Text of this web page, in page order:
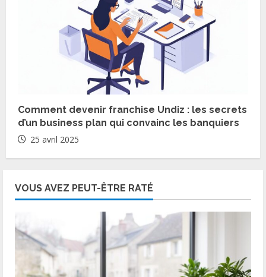
Comment devenir franchise Undiz : les secrets
d’un business plan qui convainc les banquiers
25 avril 2025
VOUS AVEZ PEUT-ÊTRE RATÉ